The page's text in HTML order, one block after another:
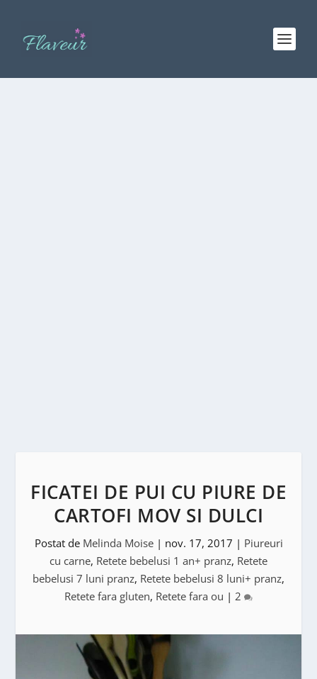
FICATEI DE PUI CU PIURE DE
CARTOFI MOV SI DULCI
Postat de Melinda Moise| nov. 17, 2017 | Piureuri
cu carne, Retete bebelusi 1 an+ pranz, Retete
bebelusi 7 luni pranz, Retete bebelusi 8 luni+ pranz,
Retete fara gluten, Retete fara ou | 2